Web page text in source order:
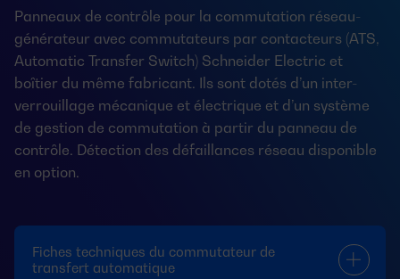
Panneaux de contrôle pour la commutation réseau-
générateur avec commutateurs par contacteurs (ATS,
Automatic Transfer Switch) Schneider Electric et
boîtier du même fabricant. Ils sont dotés d’un inter-
verrouillage mécanique et électrique et d’un système
de gestion de commutation à partir du panneau de
contrôle. Détection des défaillances réseau disponible
en option.
Fiches techniques du commutateur de
transfert automatique